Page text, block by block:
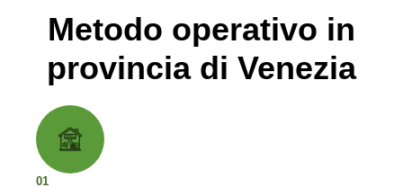
Metodo operativo in
provincia di Venezia
01